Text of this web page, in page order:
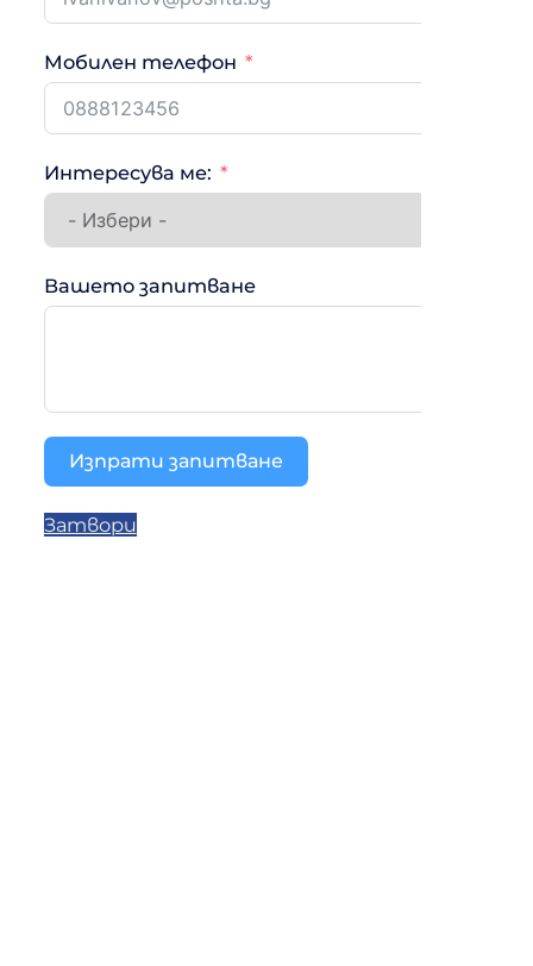
Мобилен телефон
Интересува ме:
Вашето запитване
Изпрати запитване
Затвори